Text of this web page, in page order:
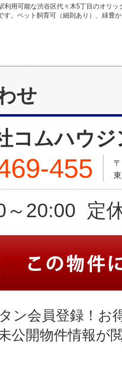
利用可能な渋谷区代々木5丁目のオリ
す。ペット飼育可（細則あり）、緑豊
せ
コムハウジ
455
～20:00 定
ン会員登録！お
公開物件情報が